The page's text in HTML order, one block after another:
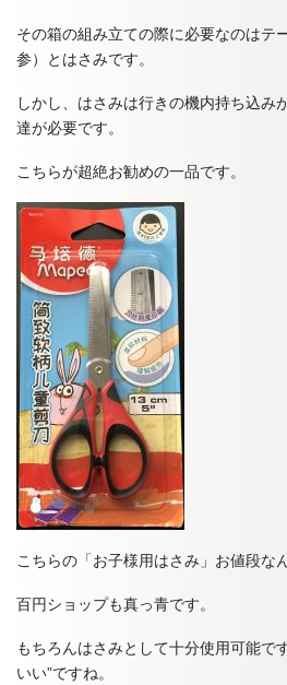
その箱の組み立ての際に必要なのはテ
参）とはさみです。
しかし、はさみは行きの機内持ち込み
達が必要です。
こちらが超絶お勧めの一品です。
こちらの「お子様用はさみ」お値段な
百円ショップも真っ青です。
もちろんはさみとして十分使用可能で
いい”ですね。